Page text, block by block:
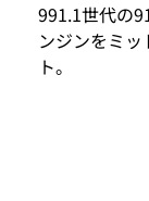
991.1世代の
ンジンをミ
ト。